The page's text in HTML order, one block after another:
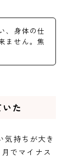
、身体の仕
ません。焦
た
気持ちが大き
でマイナス